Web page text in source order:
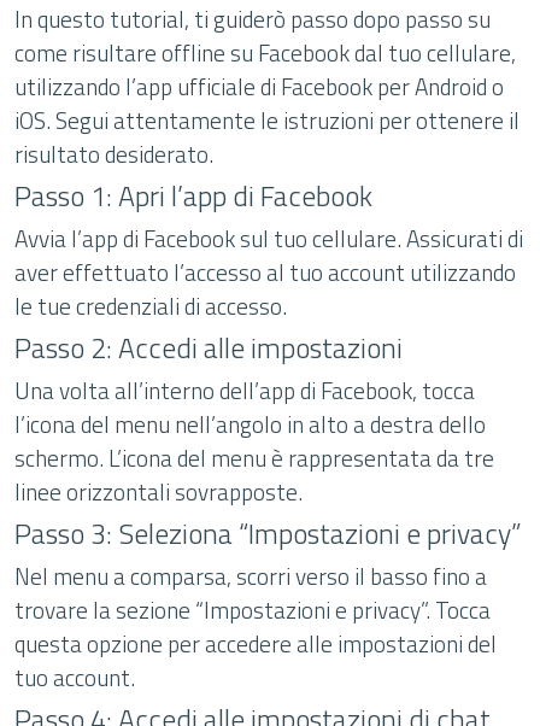
In questo tutorial, ti guiderò passo dopo passo su
come risultare offline su Facebook dal tuo cellulare,
utilizzando l’app ufficiale di Facebook per Android o
iOS. Segui attentamente le istruzioni per ottenere il
risultato desiderato.
Passo 1: Apri l’app di Facebook
Avvia l’app di Facebook sul tuo cellulare. Assicurati di
aver effettuato l’accesso al tuo account utilizzando
le tue credenziali di accesso.
Passo 2: Accedi alle impostazioni
Una volta all’interno dell’app di Facebook, tocca
l’icona del menu nell’angolo in alto a destra dello
schermo. L’icona del menu è rappresentata da tre
linee orizzontali sovrapposte.
Passo 3: Seleziona “Impostazioni e privacy”
Nel menu a comparsa, scorri verso il basso fino a
trovare la sezione “Impostazioni e privacy”. Tocca
questa opzione per accedere alle impostazioni del
tuo account.